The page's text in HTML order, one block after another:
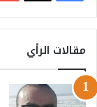
ي
ب
و
X
مقالات الرأي